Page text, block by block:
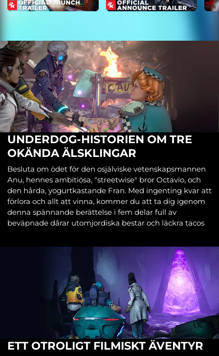
UNDERDOG-HISTORIEN OM TRE
OKÄNDA ÄLSKLINGAR
Besluta om ödet för den osjälviske vetenskapsmannen
Anu, hennes ambitiösa, "streetwise" bror Octavio, och
den hårda, yogurtkastande Fran. Med ingenting kvar att
förlora och allt att vinna, kommer du att ta dig igenom
denna spännande berättelse i fem delar full av
beväpnade dårar utomjordiska bestar och läckra tacos
ETT OTROLIGT FILMISKT ÄVENTYR